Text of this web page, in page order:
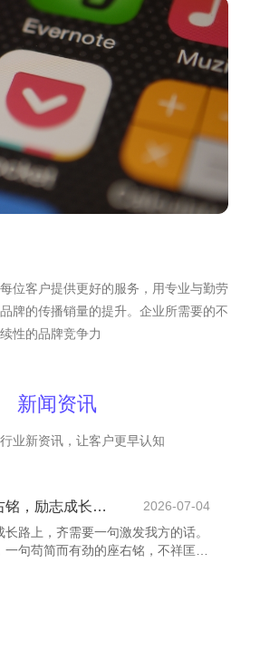
位客户提供更好的服务，用专业与勤劳
牌的传播销量的提升。企业所需要的不
性的品牌竞争力
新闻资讯
业新资讯，让客户更早认知
小学生苟简座右铭，励志成长每一天
2026-07-04
路上，齐需要一句激发我方的话。
句苟简而有劲的座右铭，不祥匡助
信心，让每一天齐充满能源。 “每
多小学生的座右铭。它浅显却潜